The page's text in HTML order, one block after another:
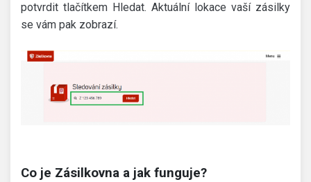
potvrdit tlačítkem Hledat. Aktuální lokace vaší zásilky
se vám pak zobrazí.
Co je Zásilkovna a jak funguje?